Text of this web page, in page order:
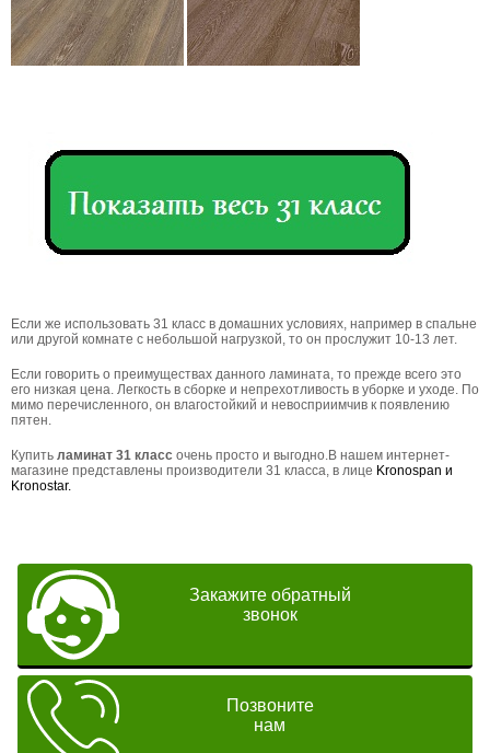
Если же использовать 31 класс в домашних условиях, например в спальне
или другой комнате с небольшой нагрузкой, то он прослужит 10-13 лет.
Если говорить о преимуществах данного ламината, то прежде всего это
его низкая цена. Легкость в сборке и непрехотливость в уборке и уходе. По
мимо перечисленного, он влагостойкий и невосприимчив к появлению
пятен.
Купить ламинат 31 класс очень просто и выгодно.В нашем интернет-
магазине представлены производители 31 класса, в лице Kronospan и
Kronostar.
Закажите обратный
звонок
Позвоните
нам